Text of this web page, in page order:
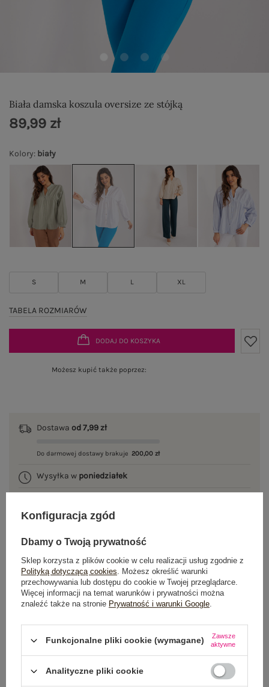
Biała damska koszula oversize ze stójką
Kolory: biały
S M L XL
TABELA ROZMIARÓW
89,99 zł
DODAJ DO KOSZYKA
Możesz kupić także poprzez:
Dostawa od 7,99 zł
Do darmowej dostawy brakuje 200,00 zł
Wysyłka w poniedziałek
GŁÓWNE PARAMETRY
WYSYŁKA I DOSTAWA
ZWROTY I REKLAMACJE
Konfiguracja zgód
Dbamy o Twoją prywatność
Sklep korzysta z plików cookie w celu realizacji usług zgodnie z
Polityką dotyczącą cookies. Możesz określić warunki
przechowywania lub dostępu do cookie w Twojej przeglądarce.
Więcej informacji na temat warunków i prywatności można
znaleźć także na stronie Prywatność i warunki Google.
Funkcjonalne pliki cookie (wymagane)
Zawsze
aktywne
Analityczne pliki cookie